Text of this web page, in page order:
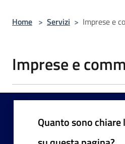
Home > Servizi > Imprese e
Imprese e
Quanto sono